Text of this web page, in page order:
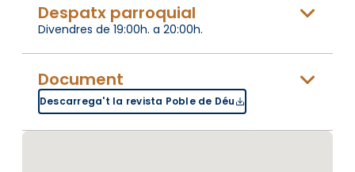
Despatx parroquial
Divendres de 19:00h. a 20:00h.
Document
Descarrega't la revista Poble de Déu